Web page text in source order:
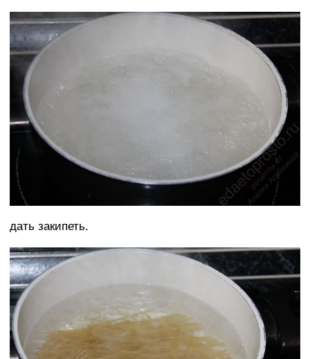
дать закипеть.